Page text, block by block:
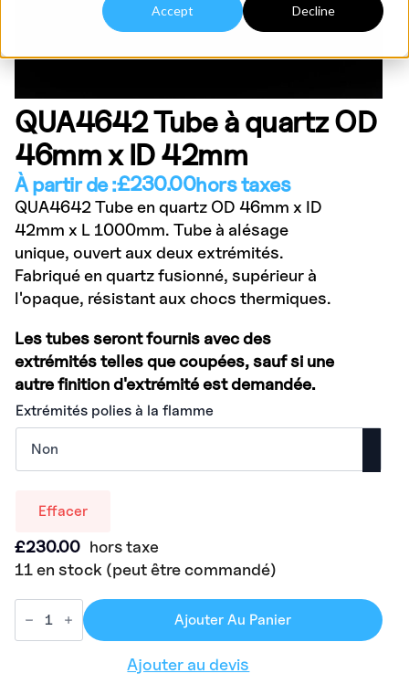
Accept Decline
QUA4642 Tube à quartz OD
46mm x ID 42mm
À partir de :£230.00hors taxes
QUA4642 Tube en quartz OD 46mm x ID
42mm x L 1000mm. Tube à alésage
unique, ouvert aux deux extrémités.
Fabriqué en quartz fusionné, supérieur à
l'opaque, résistant aux chocs thermiques.
Les tubes seront fournis avec des
extrémités telles que coupées, sauf si une
autre finition d'extrémité est demandée.
Extrémités polies à la flamme
Effacer
£230.00 hors taxe
11 en stock (peut être commandé)
Ajouter Au Panier
Ajouter au devis